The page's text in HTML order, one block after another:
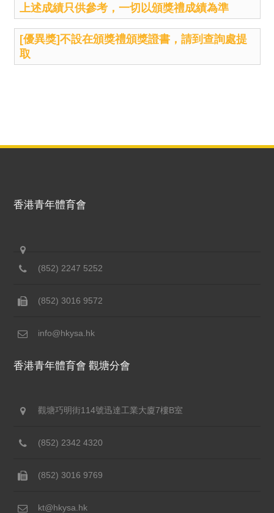
上述成績只供參考，一切以頒獎禮成績為準
[優異獎]不設在頒獎禮頒獎證書，請到查詢處提
取
香港青年體育會
(852) 2247 5252
(852) 3016 9572
info@hkysa.hk
香港青年體育會 觀塘分會
觀塘巧明街114號迅達工業大廈7樓B室
(852) 2342 4320
(852) 3016 9769
kt@hkysa.hk